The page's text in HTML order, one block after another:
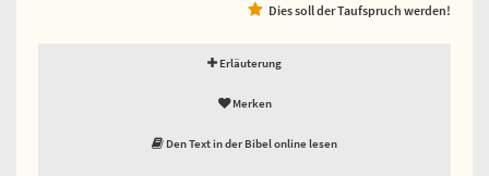
Dies soll der Taufspruch werden!
Erläuterung
Merken
Den Text in der Bibel online lesen